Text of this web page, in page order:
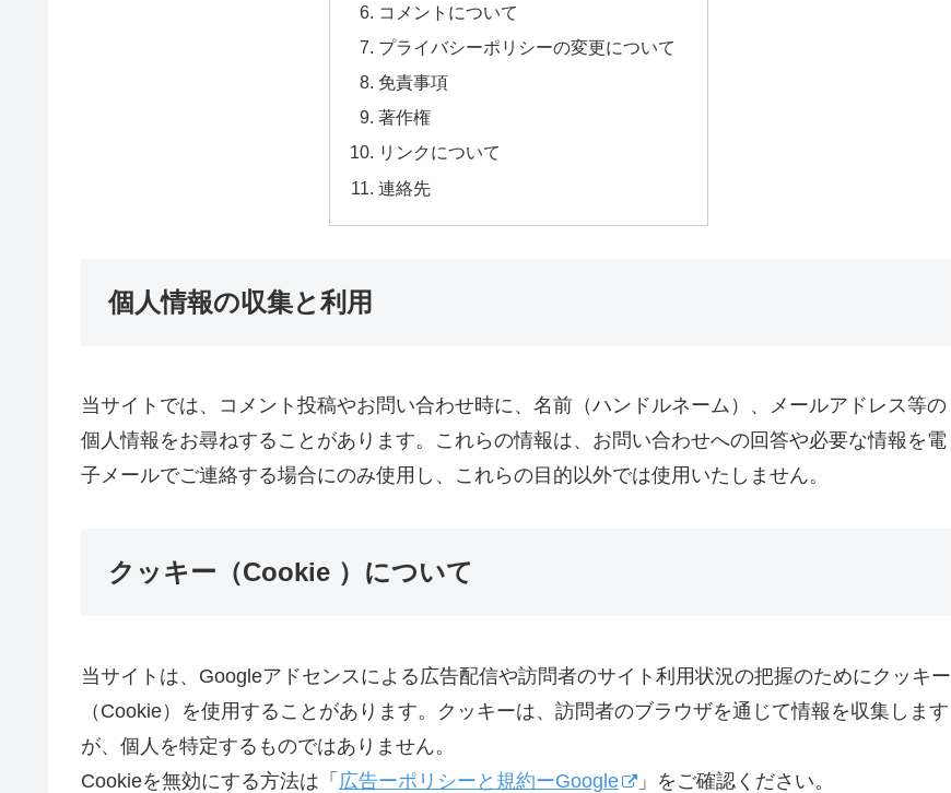
コメントについて
プライバシーポリシーの変更について
免責事項
著作権
リンクについて
連絡先
個人情報の収集と利用
当サイトでは、コメント投稿やお問い合わせ時に、名前（ハンドルネーム）、メールアドレス等の
個人情報をお尋ねすることがあります。これらの情報は、お問い合わせへの回答や必要な情報を電
子メールでご連絡する場合にのみ使用し、これらの目的以外では使用いたしません。
クッキー（Cookie ）について
当サイトは、Googleアドセンスによる広告配信や訪問者のサイト利用状況の把握のためにクッキー
（Cookie）を使用することがあります。クッキーは、訪問者のブラウザを通じて情報を収集します
が、個人を特定するものではありません。
Cookieを無効にする方法は「 広告ーポリシーと規約ーGoogle 」をご確認ください。